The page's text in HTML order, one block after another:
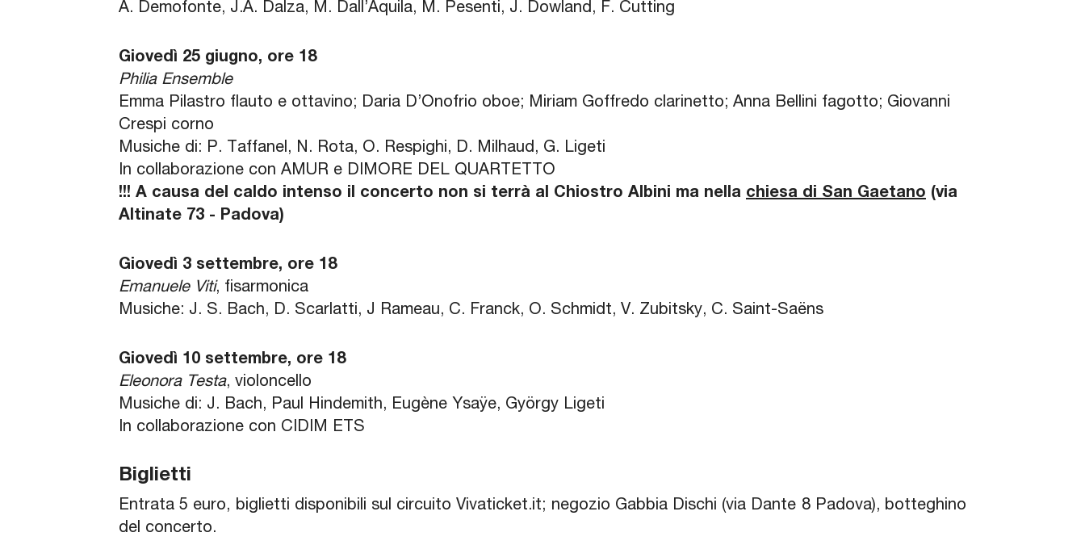
A. Demofonte, J.A. Dalza, M. Dall’Aquila, M. Pesenti, J. Dowland, F. Cutting
Giovedì 25 giugno, ore 18
Philia Ensemble
Emma Pilastro flauto e ottavino; Daria D’Onofrio oboe; Miriam Goffredo clarinetto; Anna Bellini fagotto; Giovanni
Crespi corno
Musiche di: P. Taffanel, N. Rota, O. Respighi, D. Milhaud, G. Ligeti
In collaborazione con AMUR e DIMORE DEL QUARTETTO
!!! A causa del caldo intenso il concerto non si terrà al Chiostro Albini ma nella chiesa di San Gaetano (via
Altinate 73 - Padova)
Giovedì 3 settembre, ore 18
Emanuele Viti, fisarmonica
Musiche: J. S. Bach, D. Scarlatti, J Rameau, C. Franck, O. Schmidt, V. Zubitsky, C. Saint-Saëns
Giovedì 10 settembre, ore 18
Eleonora Testa, violoncello
Musiche di: J. Bach, Paul Hindemith, Eugène Ysaÿe, György Ligeti
In collaborazione con CIDIM ETS
Biglietti
Entrata 5 euro, biglietti disponibili sul circuito Vivaticket.it; negozio Gabbia Dischi (via Dante 8 Padova), botteghino
del concerto.